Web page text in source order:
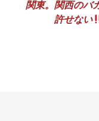
稿
関東。関西のバ
許せない